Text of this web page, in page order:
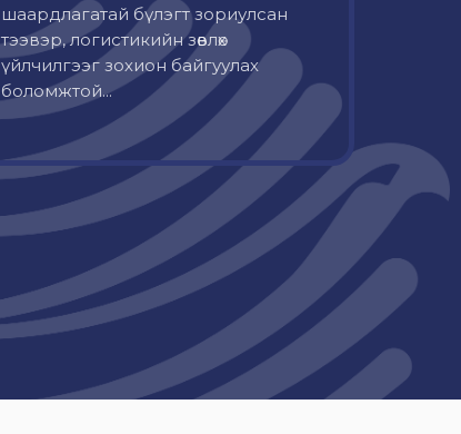
шаардлагатай бүлэгт зориулсан
тээвэр, логистикийн зөвлөх
үйлчилгээг зохион байгуулах
боломжтой...